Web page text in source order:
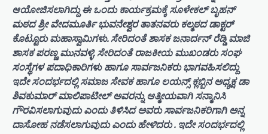
ಆಯೋಜಿಸಲಾಗಿದ್ದು ಈ ಒಂದು ಕಾರ್ಯಕ್ರಮಕ್ಕೆ ಸೂಳೇಕಲ್ ಬೃಹನ್
ಮಠದ ಶ್ರೀ ವೇದಮೂರ್ತಿ ಭುವನೇಶ್ವರ ತಾತನವರು ಕಲ್ಮಠದ ಡಾಕ್ಟರ್
ಕೊಟ್ಟೂರು ಮಹಾಸ್ವಾಮಿಗಳು. ಸೇರಿದಂತೆ ಶಾಸಕ ಜನಾರ್ದನ್ ರೆಡ್ಡಿ ಮಾಜಿ
ಶಾಸಕ ಪರಣ್ಣ ಮುನವಳ್ಳಿ. ಸೇರಿದಂತೆ ರಾಜಕೀಯ ಮುಖಂಡರು ಸಂಘ
ಸಂಸ್ಥೆಗಳ ಪದಾಧಿಕಾರಿಗಳು ಹಾಗೂ ಸಾರ್ವಜನಿಕರು ಭಾಗವಹಿಸಲಿದ್ದು
ಇದೇ ಸಂದರ್ಭದಲ್ಲಿ ಸಮಾಜ ಸೇವಕ ಹಾಗೂ ಲಯನ್ಸ್ ಕ್ಲಬ್ಬಿನ ಅಧ್ಯಕ್ಷ ಡಾ
ಶಿವಕುಮಾರ್ ಮಾಲಿಪಾಟೀಲ್ ಅವರನ್ನು ಆತ್ಮೀಯವಾಗಿ ಸನ್ಮಾನಿಸಿ
ಗೌರವಿಸಲಾಗುವುದು ಎಂದು ತಿಳಿಸಿದ ಅವರು ಸಾರ್ವಜನಿಕರಿಗಾಗಿ ಅನ್ನ
ದಾಸೋಹ ನಡೆಸಲಾಗುವುದು ಎಂದು ಹೇಳಿದರು . ಇದೇ ಸಂದರ್ಭದಲ್ಲಿ